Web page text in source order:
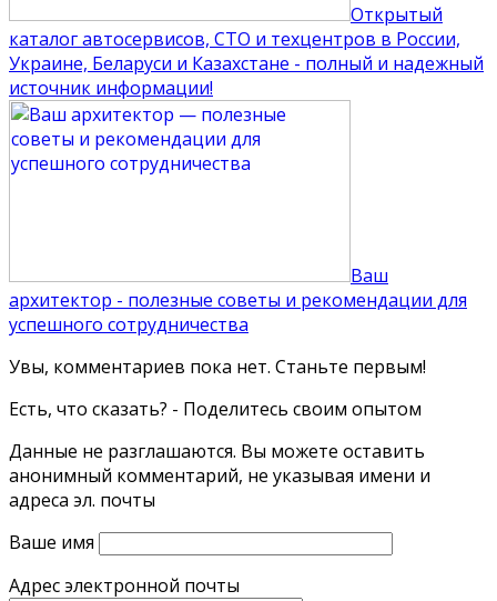
Открытый
каталог автосервисов, СТО и техцентров в России,
Украине, Беларуси и Казахстане - полный и надежный
источник информации!
Ваш
архитектор - полезные советы и рекомендации для
успешного сотрудничества
Увы, комментариев пока нет. Станьте первым!
Есть, что сказать? - Поделитесь своим опытом
Данные не разглашаются. Вы можете оставить
анонимный комментарий, не указывая имени и
адреса эл. почты
Ваше имя
Адрес электронной почты